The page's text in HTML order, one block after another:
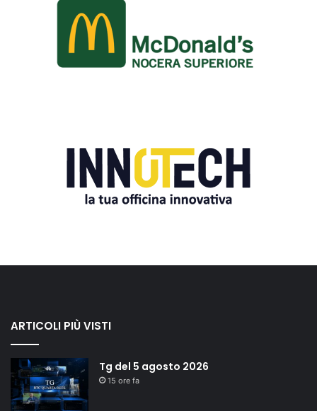
ARTICOLI PIÙ VISTI
Tg del 5 agosto 2026
15 ore fa